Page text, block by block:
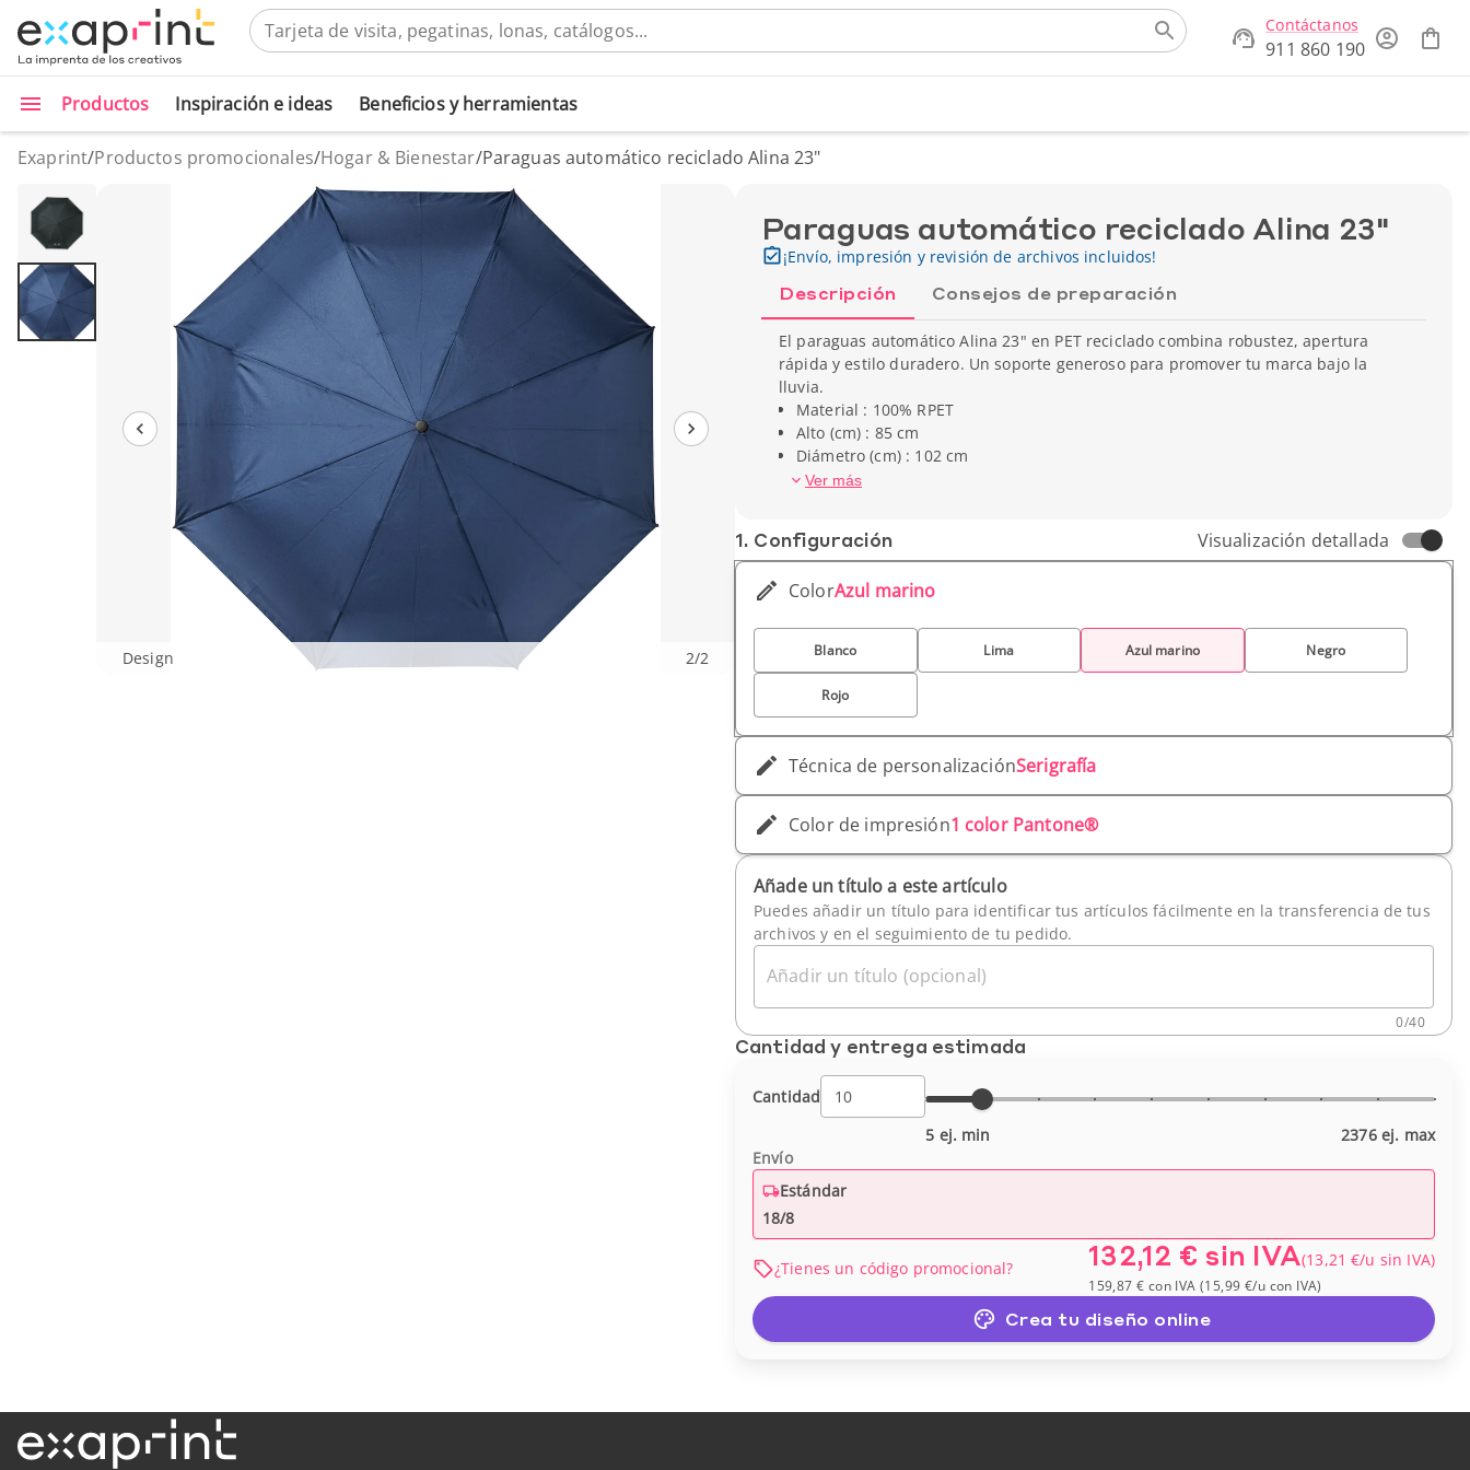
Contáctanos
911 860 190
Productos Inspiración e ideas Beneficios y herramientas
Exaprint/Productos promocionales/Hogar & Bienestar/Paraguas automático reciclado Alina 23"
Design 2/2
Paraguas automático reciclado Alina 23"
¡Envío, impresión y revisión de archivos incluidos!
Descripción Consejos de preparación
El paraguas automático Alina 23" en PET reciclado combina robustez, apertura
rápida y estilo duradero. Un soporte generoso para promover tu marca bajo la
lluvia.
Material : 100% RPET
Alto (cm) : 85 cm
Diámetro (cm) : 102 cm
Peso unitario : 390 g
Ver más
1. Conf­iguración Visualización detallada
ColorAzul marino
Blanco Lima Azul marino Negro
Rojo
Técnica de personalizaciónSerigrafía
Color de impresión1 color Pantone®
Añade un título a este artículo
Puedes añadir un título para identificar tus artículos fácilmente en la transferencia de tus
archivos y en el seguimiento de tu pedido.
Añadir un título (opcional)
0/40
Cantidad y entrega estimada
Cantidad
5 ej. min
2376 ej. max
Envío
Estándar
18/8
¿Tienes un código promocional? 132,12 € sin IVA(13,21 €/u sin IVA)
159,87 € con IVA (15,99 €/u con IVA)
Crea tu diseño online